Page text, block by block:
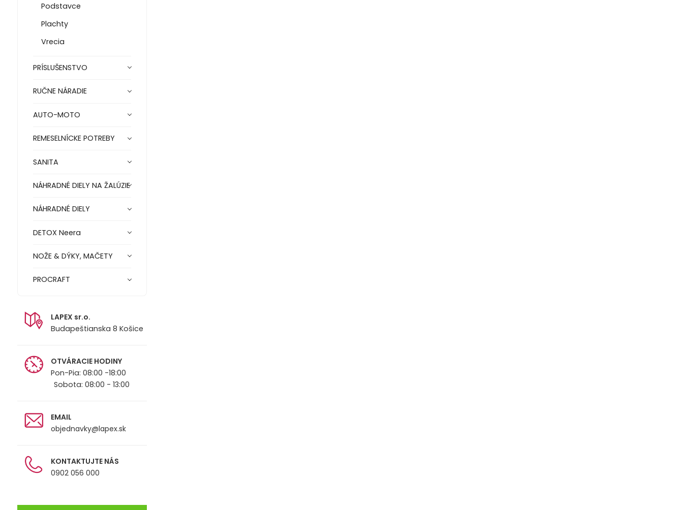
Podstavce
Plachty
Vrecia
PRÍSLUŠENSTVO
RUČNE NÁRADIE
AUTO-MOTO
REMESELNÍCKE POTREBY
SANITA
NÁHRADNÉ DIELY NA ŽALÚZIE
NÁHRADNÉ DIELY
DETOX Neera
NOŽE & DÝKY, MAČETY
PROCRAFT
LAPEX sr.o.
Budapeštianska 8 Košice
OTVÁRACIE HODINY
Pon-Pia: 08:00 -18:00
Sobota: 08:00 - 13:00
EMAIL
objednavky@lapex.sk
KONTAKTUJTE NÁS
0902 056 000